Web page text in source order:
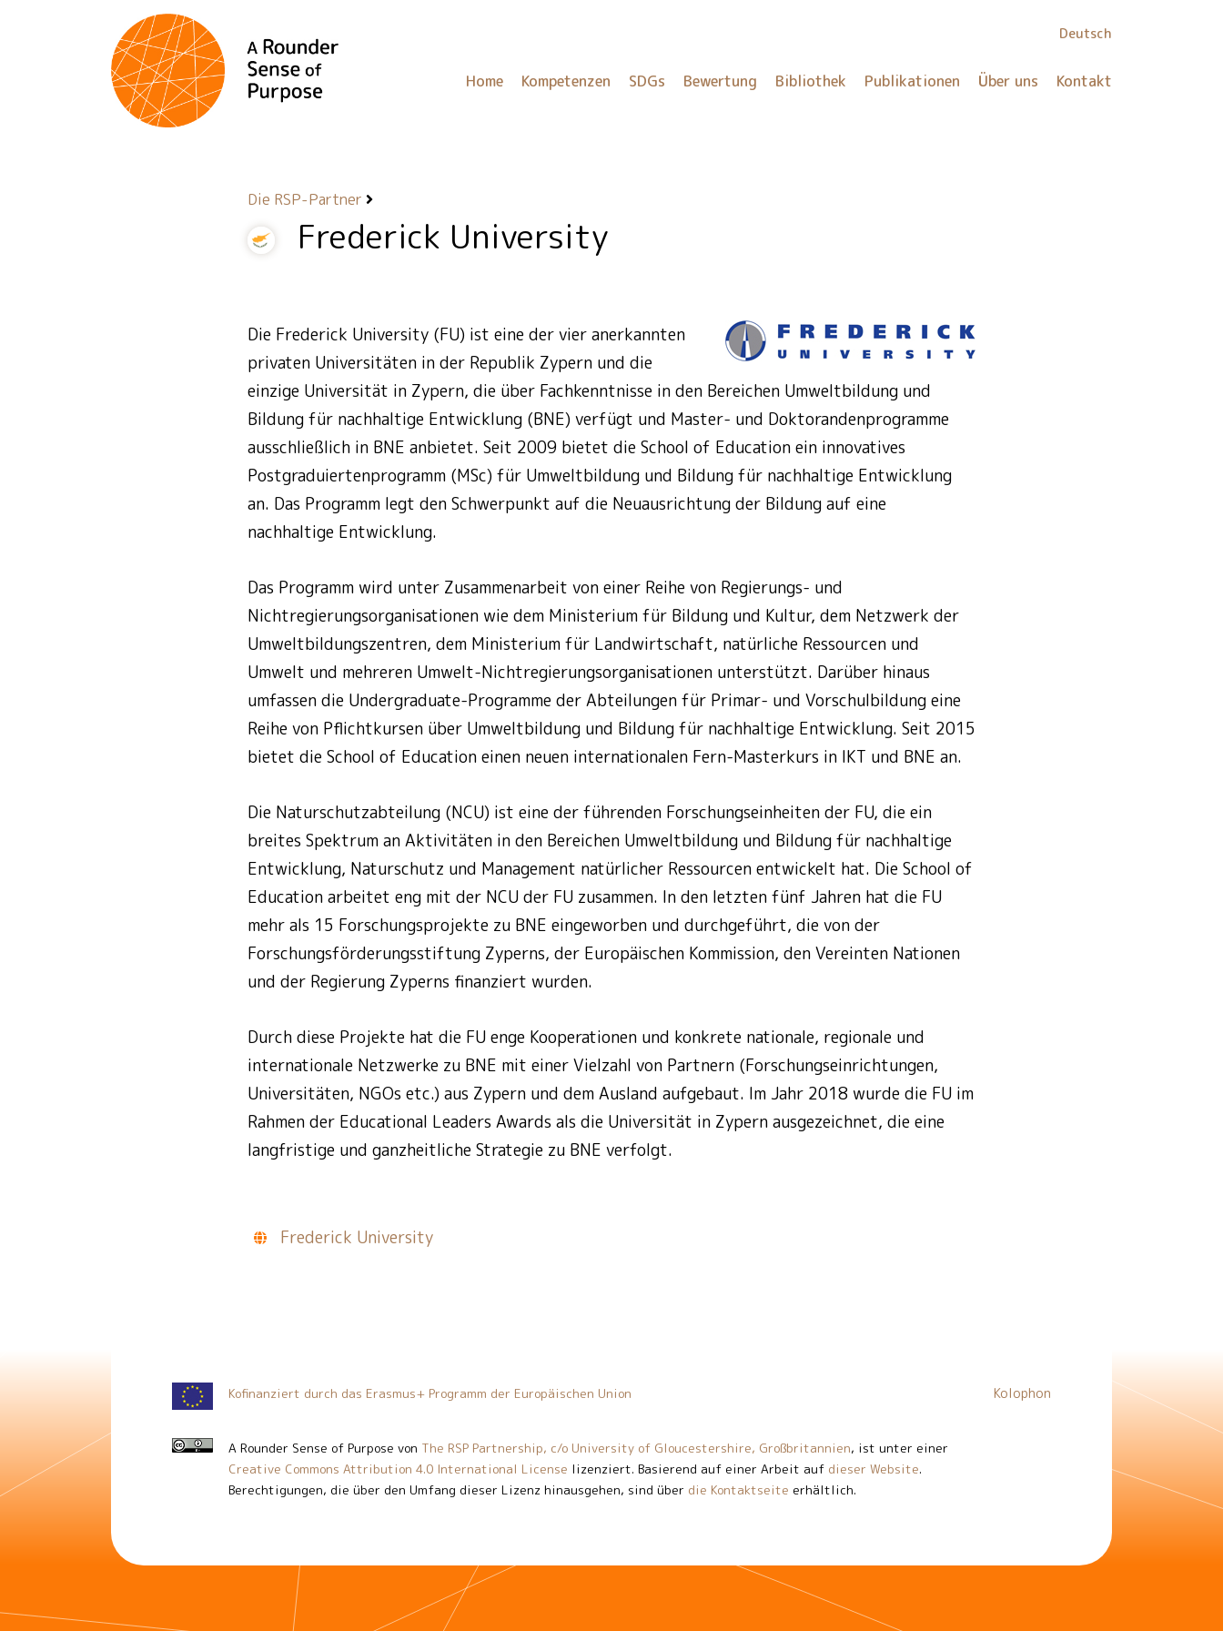
Deutsch
Home Kompetenzen SDGs Bewertung Bibliothek Publikationen Über uns Kontakt
Die RSP-Partner
Frederick University
Die Frederick University (FU) ist eine der vier anerkannten
privaten Universitäten in der Republik Zypern und die
einzige Universität in Zypern, die über Fachkenntnisse in den Bereichen Umweltbildung und
Bildung für nachhaltige Entwicklung (BNE) verfügt und Master- und Doktorandenprogramme
ausschließlich in BNE anbietet. Seit 2009 bietet die School of Education ein innovatives
Postgraduiertenprogramm (MSc) für Umweltbildung und Bildung für nachhaltige Entwicklung
an. Das Programm legt den Schwerpunkt auf die Neuausrichtung der Bildung auf eine
nachhaltige Entwicklung.
Das Programm wird unter Zusammenarbeit von einer Reihe von Regierungs- und
Nichtregierungsorganisationen wie dem Ministerium für Bildung und Kultur, dem Netzwerk der
Umweltbildungszentren, dem Ministerium für Landwirtschaft, natürliche Ressourcen und
Umwelt und mehreren Umwelt-Nichtregierungsorganisationen unterstützt. Darüber hinaus
umfassen die Undergraduate-Programme der Abteilungen für Primar- und Vorschulbildung eine
Reihe von Pflichtkursen über Umweltbildung und Bildung für nachhaltige Entwicklung. Seit 2015
bietet die School of Education einen neuen internationalen Fern-Masterkurs in IKT und BNE an.
Die Naturschutzabteilung (NCU) ist eine der führenden Forschungseinheiten der FU, die ein
breites Spektrum an Aktivitäten in den Bereichen Umweltbildung und Bildung für nachhaltige
Entwicklung, Naturschutz und Management natürlicher Ressourcen entwickelt hat. Die School of
Education arbeitet eng mit der NCU der FU zusammen. In den letzten fünf Jahren hat die FU
mehr als 15 Forschungsprojekte zu BNE eingeworben und durchgeführt, die von der
Forschungsförderungsstiftung Zyperns, der Europäischen Kommission, den Vereinten Nationen
und der Regierung Zyperns finanziert wurden.
Durch diese Projekte hat die FU enge Kooperationen und konkrete nationale, regionale und
internationale Netzwerke zu BNE mit einer Vielzahl von Partnern (Forschungseinrichtungen,
Universitäten, NGOs etc.) aus Zypern und dem Ausland aufgebaut. Im Jahr 2018 wurde die FU im
Rahmen der Educational Leaders Awards als die Universität in Zypern ausgezeichnet, die eine
langfristige und ganzheitliche Strategie zu BNE verfolgt.
Frederick University
Kofinanziert durch das Erasmus+ Programm der Europäischen Union
A Rounder Sense of Purpose von The RSP Partnership, c/o University of Gloucestershire, Großbritannien, ist unter einer
Creative Commons Attribution 4.0 International License lizenziert. Basierend auf einer Arbeit auf dieser Website.
Berechtigungen, die über den Umfang dieser Lizenz hinausgehen, sind über die Kontaktseite erhältlich.
Kolophon